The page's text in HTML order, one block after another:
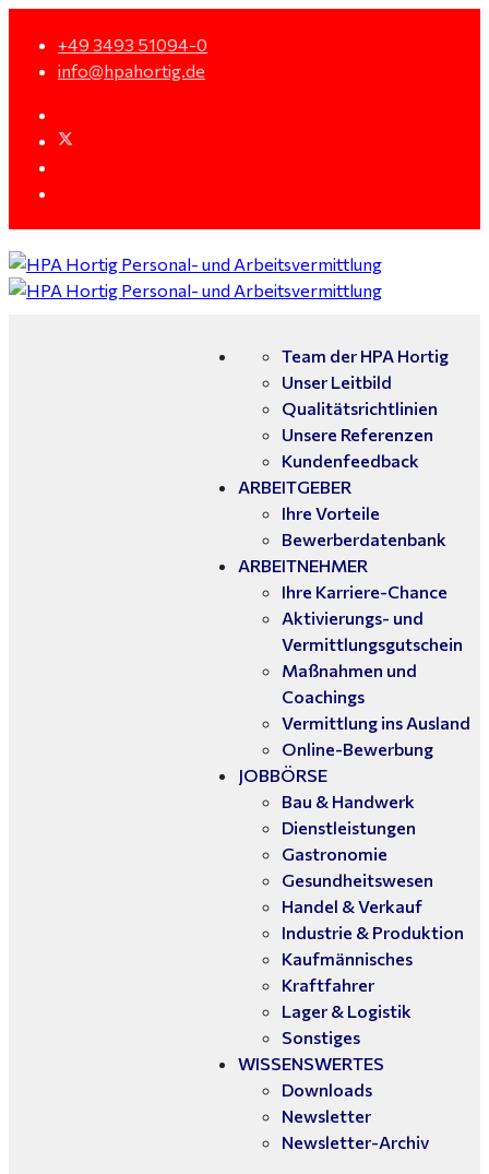
+49 3493 51094-0
info@hpahortig.de
Team der HPA Hortig
Unser Leitbild
Qualitätsrichtlinien
Unsere Referenzen
Kundenfeedback
ARBEITGEBER
Ihre Vorteile
Bewerberdatenbank
ARBEITNEHMER
Ihre Karriere-Chance
Aktivierungs- und
Vermittlungsgutschein
Maßnahmen und
Coachings
Vermittlung ins Ausland
Online-Bewerbung
JOBBÖRSE
Bau & Handwerk
Dienstleistungen
Gastronomie
Gesundheitswesen
Handel & Verkauf
Industrie & Produktion
Kaufmännisches
Kraftfahrer
Lager & Logistik
Sonstiges
WISSENSWERTES
Downloads
Newsletter
Newsletter-Archiv